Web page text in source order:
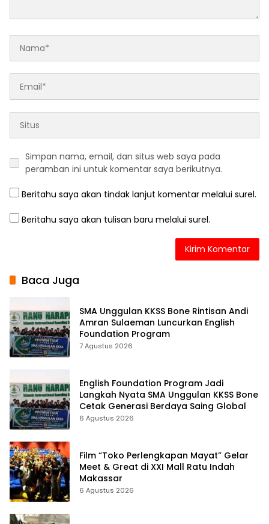
Simpan nama, email, dan situs web saya pada
peramban ini untuk komentar saya berikutnya.
Beritahu saya akan tindak lanjut komentar melalui surel.
Beritahu saya akan tulisan baru melalui surel.
Baca Juga
SMA Unggulan KKSS Bone Rintisan Andi
Amran Sulaeman Luncurkan English
Foundation Program
7 Agustus 2026
English Foundation Program Jadi
Langkah Nyata SMA Unggulan KKSS Bone
Cetak Generasi Berdaya Saing Global
6 Agustus 2026
Film “Toko Perlengkapan Mayat” Gelar
Meet & Great di XXI Mall Ratu Indah
Makassar
6 Agustus 2026